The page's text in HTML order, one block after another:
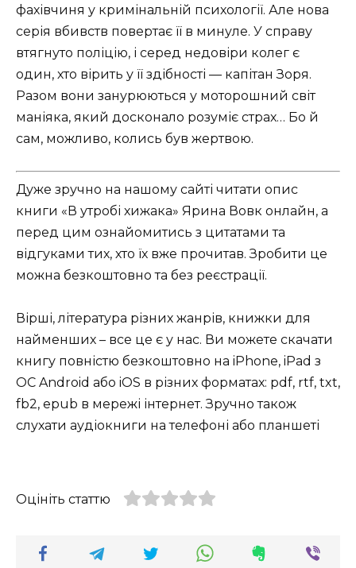
фахівчиня у кримінальній психології. Але нова
серія вбивств повертає її в минуле. У справу
втягнуто поліцію, і серед недовіри колег є
один, хто вірить у її здібності — капітан Зоря.
Разом вони занурюються у моторошний світ
маніяка, який досконало розуміє страх… Бо й
сам, можливо, колись був жертвою.
Дуже зручно на нашому сайті читати опис
книги «В утробі хижака» Ярина Вовк онлайн, а
перед цим ознайомитись з цитатами та
відгуками тих, хто їх вже прочитав. Зробити це
можна безкоштовно та без реєстрації.
Вірші, література різних жанрів, книжки для
найменших – все це є у нас. Ви можете скачати
книгу повністю безкоштовно на iPhone, iPad з
ОС Android або iOS в різних форматах: pdf, rtf, txt,
fb2, epub в мережі інтернет. Зручно також
слухати аудіокниги на телефоні або планшеті
Оцініть статтю